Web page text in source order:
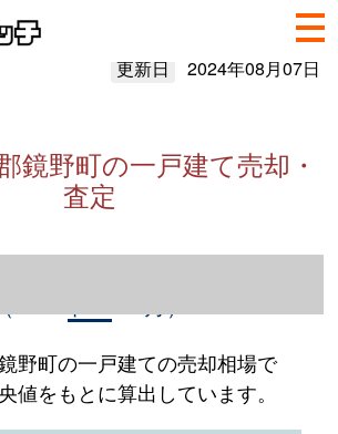
更新日 2024年08月07日
鏡野町の一戸建て売却・
査定
野町の一戸建ての売却相場で
値をもとに算出しています。